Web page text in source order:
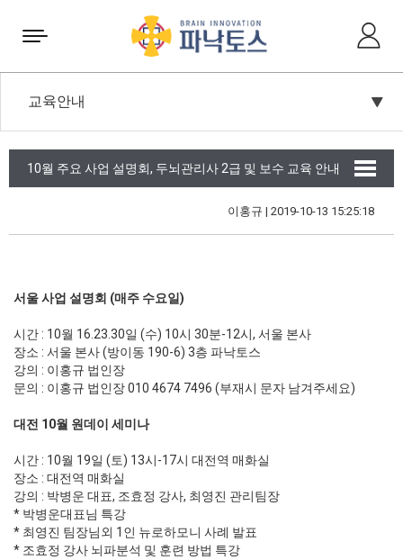
Toggle
10월 주요 사업 설명회, 두뇌관리사 2급 및 보수 교육 안내
이홍규 | 2019-10-13 15:25:18
서울 사업 설명회 (매주 수요일)
시간 : 10월 16.23.30일 (수) 10시 30분-12시, 서울 본사
장소 : 서울 본사 (방이동 190-6) 3층 파낙토스
강의 : 이홍규 법인장
문의 : 이홍규 법인장 010 4674 7496 (부재시 문자 남겨주세요)
대전 10월 원데이 세미나
시간 : 10월 19일 (토) 13시-17시 대전역 매화실
장소 : 대전역 매화실
강의 : 박병운 대표, 조효정 강사, 최영진 관리팀장
* 박병운대표님 특강
* 최영진 팀장님외 1인 뉴로하모니 사례 발표
* 조효정 강사 뇌파분석 및 훈련 방법 특강